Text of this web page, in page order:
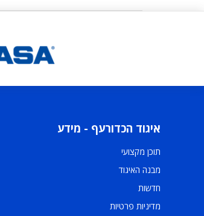
איגוד הכדורעף - מידע
תוכן מקצועי
מבנה האיגוד
חדשות
מדיניות פרטיות